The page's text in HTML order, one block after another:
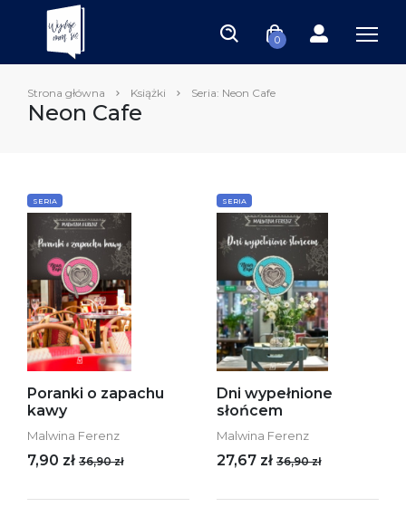
0
Strona główna Książki Seria: Neon Cafe
Neon Cafe
SERIA
Poranki o zapachu
kawy
Malwina Ferenz
7,90 zł 36,90 zł
SERIA
Dni wypełnione
słońcem
Malwina Ferenz
27,67 zł 36,90 zł